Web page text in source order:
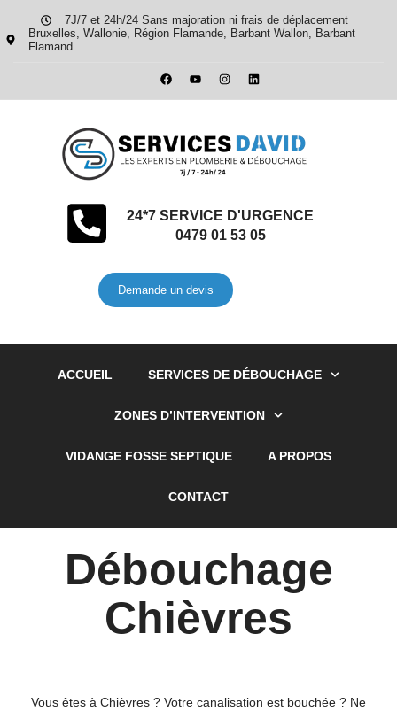
7J/7 et 24h/24 Sans majoration ni frais de déplacement
Bruxelles, Wallonie, Région Flamande, Barbant Wallon, Barbant
Flamand
24*7 SERVICE D'URGENCE
0479 01 53 05
Demande un devis
ACCUEIL SERVICES DE DÉBOUCHAGE
ZONES D’INTERVENTION
VIDANGE FOSSE SEPTIQUE A PROPOS
CONTACT
Débouchage
Chièvres
Vous êtes à Chièvres ? Votre canalisation est bouchée ? Ne